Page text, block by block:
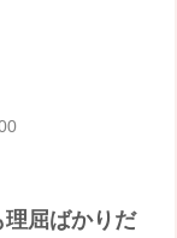
屈ばかりだ